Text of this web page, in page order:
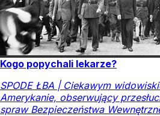
Kogo popychali lekarze?
SPODE ŁBA | Ciekawym
Amerykanie, obserwujący
spraw Bezpieczeństwa